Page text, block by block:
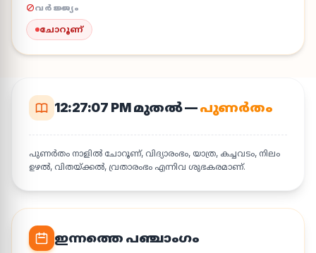
വർജ്ജ്യം
ചോറൂണ്
12:27:07 PMമുതൽ —പുണർതം
പുണർതം നാളിൽ ചോറൂണ്, വിദ്യാരംഭം, യാത്ര, കച്ചവടം, നിലം
ഉഴൽ, വിതയ്ക്കൽ, വ്രതാരംഭം എന്നിവ ശുഭകരമാണ്.
ഇന്നത്തെ പഞ്ചാംഗം